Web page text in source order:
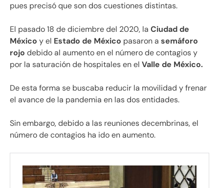
pues precisó que son dos cuestiones distintas.
El pasado 18 de diciembre del 2020, la Ciudad de
México y el Estado de México pasaron a semáforo
rojo debido al aumento en el número de contagios y
por la saturación de hospitales en el Valle de México.
De esta forma se buscaba reducir la movilidad y frenar
el avance de la pandemia en las dos entidades.
Sin embargo, debido a las reuniones decembrinas, el
número de contagios ha ido en aumento.